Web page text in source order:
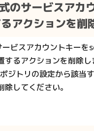
のサービスアカ
アクションを削
ービスアカウントキーを
するアクションを削除し
ジトリの設定から該当
してください。